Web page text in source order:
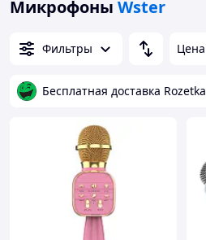
Микрофоны Wster
Фильтры Цена
Бесплатная доставка Rozetka